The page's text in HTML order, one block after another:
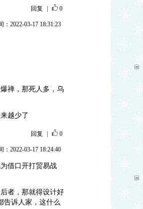
回复 0
：2022-03-17 18:31:23
禅，那死人多，乌
越少了
回复 0
：2022-03-17 18:24:40
借口开打贸易战
者，那就得设计好
告诉人家，这什么